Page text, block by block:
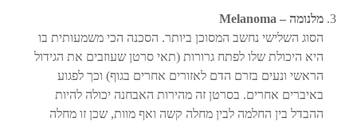
מלנומה – Melanoma
הסוג השלישי נחשב המסוכן ביותר. הסכנה הכי משמעותית בו
היא היכולת שלו לפתח גרורות (תאי סרטן שעוזבים את הגידול
הראשי ונעים בזרם הדם לאזורים אחרים בגוף) וכך לפגוע
באיברים אחרים. בסרטן זה מהירות האבחנה יכולה להיות
ההבדל בין החלמה לבין מחלה קשה ואף מוות, שכן זו מחלה